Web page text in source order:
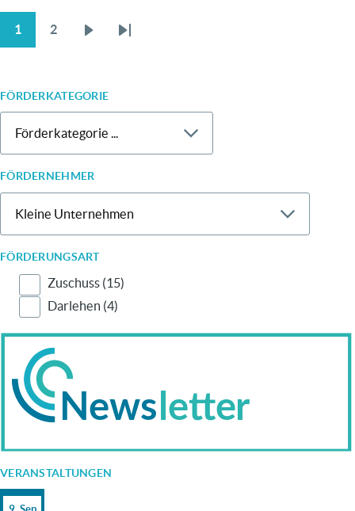
SEITENNUMMERIERUNG
1 2
NächsteLetzte
FÖRDERKATEGORIE
FÖRDERNEHMER
FÖRDERUNGSART
Zuschuss (15)
Darlehen (4)
VERANSTALTUNGEN